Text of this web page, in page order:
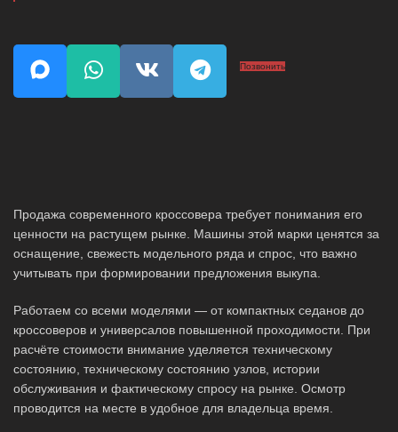
Позвонить
Продажа современного кроссовера требует понимания его
ценности на растущем рынке. Машины этой марки ценятся за
оснащение, свежесть модельного ряда и спрос, что важно
учитывать при формировании предложения выкупа.
Работаем со всеми моделями — от компактных седанов до
кроссоверов и универсалов повышенной проходимости. При
расчёте стоимости внимание уделяется техническому
состоянию, техническому состоянию узлов, истории
обслуживания и фактическому спросу на рынке. Осмотр
проводится на месте в удобное для владельца время.